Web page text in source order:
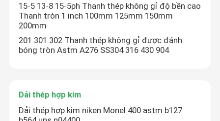
Tin tức
Yêu cầu báo giá
Tấm thép không gỉ
15-5 13-8 15-5ph Thanh thép không gỉ độ bền cao
Thanh tròn 1 inch 100mm 125mm 150mm
200mm
201 301 302 Thanh thép không gỉ được đánh
bóng tròn Astm A276 SS304 316 430 904
Dải thép hợp kim
Dải thép hợp kim niken Monel 400 astm b127